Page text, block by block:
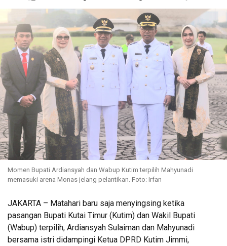
Momen Bupati Ardiansyah dan Wabup Kutim terpilih Mahyunadi
memasuki arena Monas jelang pelantikan. Foto: Irfan
JAKARTA – Matahari baru saja menyingsing ketika
pasangan Bupati Kutai Timur (Kutim) dan Wakil Bupati
(Wabup) terpilih, Ardiansyah Sulaiman dan Mahyunadi
bersama istri didampingi Ketua DPRD Kutim Jimmi,